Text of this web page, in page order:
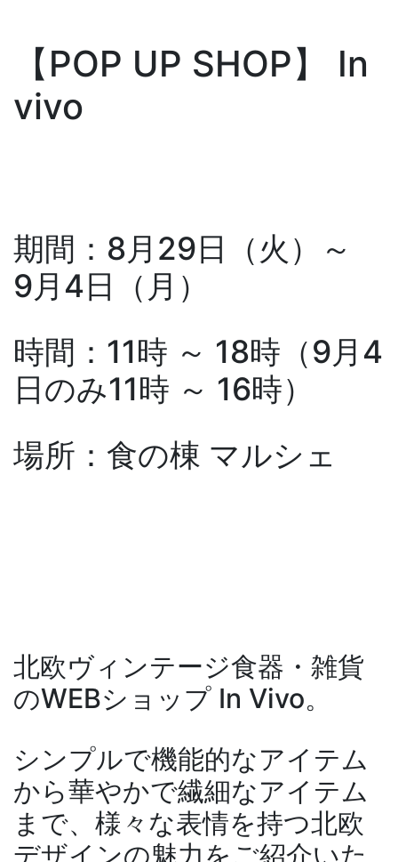
【POP UP SHOP】 In
vivo
期間：8月29日（火）～
9月4日（月）
時間：11時 ～ 18時（9月4
日のみ11時 ～ 16時）
場所：食の棟 マルシェ
北欧ヴィンテージ食器・雑貨
のWEBショップ In Vivo。
シンプルで機能的なアイテム
から華やかで繊細なアイテム
まで、様々な表情を持つ北欧
デザインの魅力をご紹介いた